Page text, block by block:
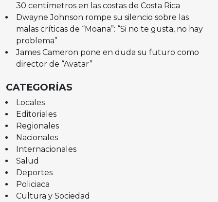
30 centímetros en las costas de Costa Rica
Dwayne Johnson rompe su silencio sobre las
malas críticas de “Moana”: “Si no te gusta, no hay
problema”
James Cameron pone en duda su futuro como
director de “Avatar”
CATEGORÍAS
Locales
Editoriales
Regionales
Nacionales
Internacionales
Salud
Deportes
Policiaca
Cultura y Sociedad